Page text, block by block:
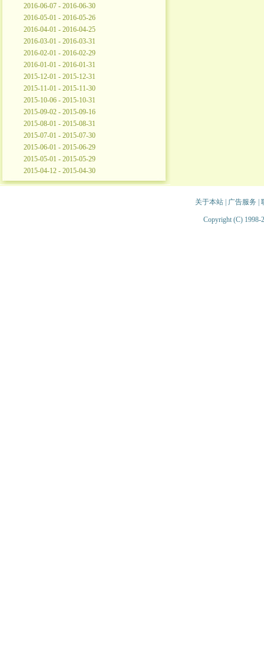
2016-06-07 - 2016-06-30
2016-05-01 - 2016-05-26
2016-04-01 - 2016-04-25
2016-03-01 - 2016-03-31
2016-02-01 - 2016-02-29
2016-01-01 - 2016-01-31
2015-12-01 - 2015-12-31
2015-11-01 - 2015-11-30
2015-10-06 - 2015-10-31
2015-09-02 - 2015-09-16
2015-08-01 - 2015-08-31
2015-07-01 - 2015-07-30
2015-06-01 - 2015-06-29
2015-05-01 - 2015-05-29
2015-04-12 - 2015-04-30
关于本站| 广告服务
Copyright (C) 1998-